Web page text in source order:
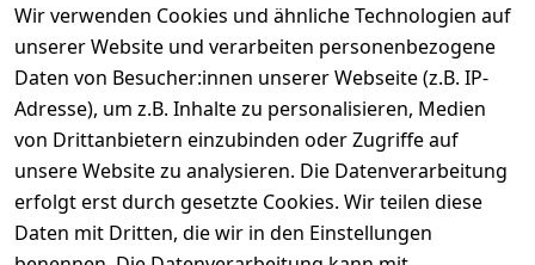
Wir verwenden Cookies und ähnliche Technologien auf
unserer Website und verarbeiten personenbezogene
Daten von Besucher:innen unserer Webseite (z.B. IP-
Adresse), um z.B. Inhalte zu personalisieren, Medien
von Drittanbietern einzubinden oder Zugriffe auf
unsere Website zu analysieren. Die Datenverarbeitung
erfolgt erst durch gesetzte Cookies. Wir teilen diese
Daten mit Dritten, die wir in den Einstellungen
Registrieren
Zahlung und Versand